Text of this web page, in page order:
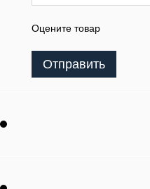
Оцените товар
Отправить